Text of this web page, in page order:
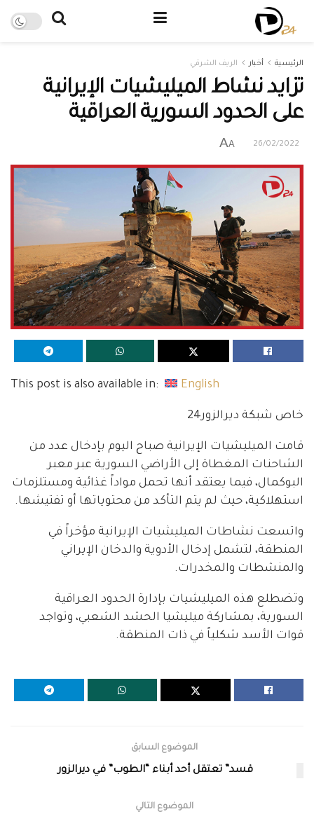
الرئيسية أخبار الريف الشرقي
تزايد نشاط الميليشيات الإيرانية
على الحدود السورية العراقية
26/02/2022
A
A
This post is also available in: English
خاص شبكة ديرالزور24
قامت الميليشيات الإيرانية صباح اليوم بإدخال عدد من
الشاحنات المغطاة إلى الأراضي السورية عبر معبر
البوكمال، فيما يعتقد أنها تحمل مواداً غذائية ومستلزمات
استهلاكية، حيث لم يتم التأكد من محتوياتها أو تفتيشها.
واتسعت نشاطات الميليشيات الإيرانية مؤخراً في
المنطقة، لتشمل إدخال الأدوية والدخان الإيراني
والمنشطات والمخدرات.
وتضطلع هذه الميليشيات بإدارة الحدود العراقية
السورية، بمشاركة ميليشيا الحشد الشعبي، وتواجد
قوات الأسد شكلياً في ذات المنطقة.
الموضوع السابق
قسد” تعتقل أحد أبناء “الطوب” في ديرالزور
الموضوع التالي